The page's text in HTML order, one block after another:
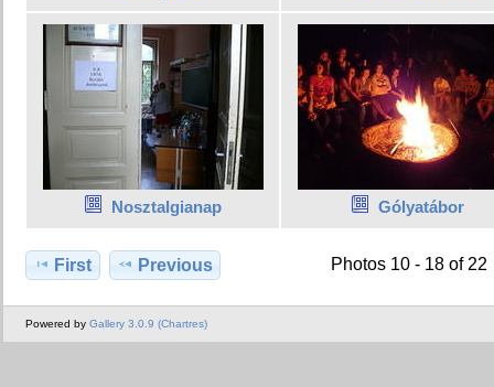
Nosztalgianap Gólyatábor
First Previous Photos 10 - 18 of 22
Powered by Gallery 3.0.9 (Chartres)